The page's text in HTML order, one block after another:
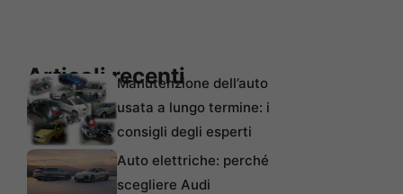
Articoli recentiManutenzione dell’auto
usata a lungo termine: i
consigli degli esperti
Auto elettriche: perché
scegliere Audi